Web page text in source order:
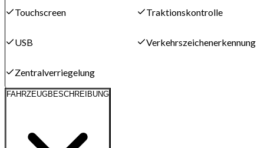
Touchscreen Traktionskontrolle
USB Verkehrszeichenerkennung
Zentralverriegelung
FAHRZEUGBESCHREIBUNG